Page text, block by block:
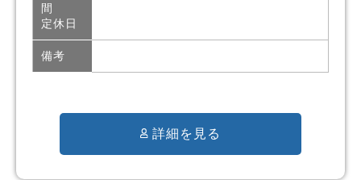
間
定休日
備考
詳細を見る